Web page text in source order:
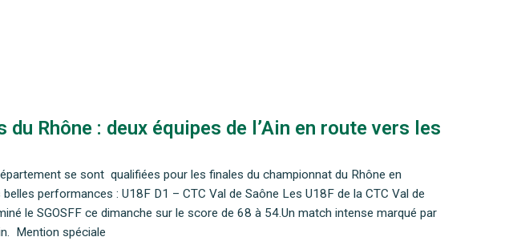
Rhône : deux équipes de l’Ain en route vers les
se sont qualifiées pour les finales du championnat du Rhône en
performances : U18F D1 – CTC Val de Saône Les U18F de la CTC Val de
le SGOSFF ce dimanche sur le score de 68 à 54.Un match intense marqué par
Mention spéciale